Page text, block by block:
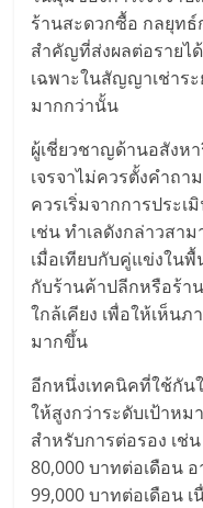
ร้านสะดวกซื้อ กลยุทธ์
สำคัญที่ส่งผลต่อรายไ
เฉพาะในสัญญาเช่าร
มากกว่านั้น
ผู้เชี่ยวชาญด้านอสังห
เจรจาไม่ควรตั้งคำถา
ควรเริ่มจากการประเ
เช่น ทำเลดังกล่าวสา
เมื่อเทียบกับคู่แข่งในพื้
กับร้านค้าปลีกหรือร้า
ใกล้เคียง เพื่อให้เห็น
มากขึ้น
อีกหนึ่งเทคนิคที่ใช้กัน
ให้สูงกว่าระดับเป้าหม
สำหรับการต่อรอง เช่
80,000 บาทต่อเดือน
99,000 บาทต่อเดือน